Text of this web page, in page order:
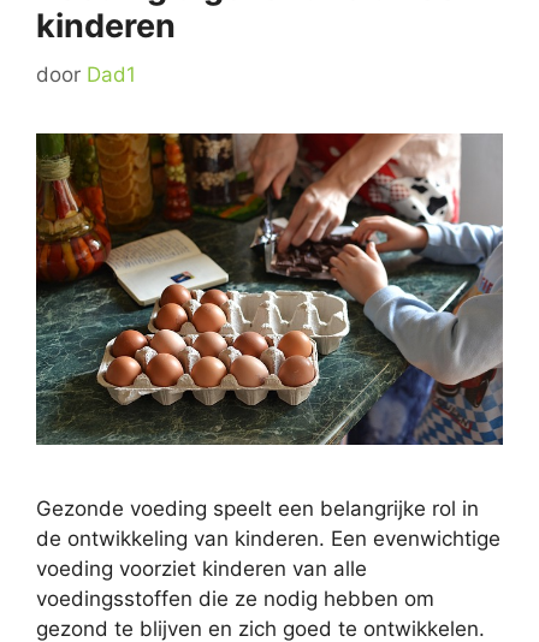
kinderen
door Dad1
Gezonde voeding speelt een belangrijke rol in
de ontwikkeling van kinderen. Een evenwichtige
voeding voorziet kinderen van alle
voedingsstoffen die ze nodig hebben om
gezond te blijven en zich goed te ontwikkelen.